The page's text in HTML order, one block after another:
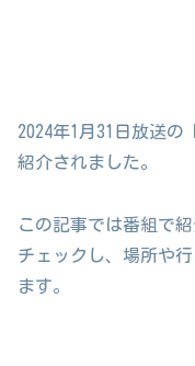
2024年1月31日放送
紹介されました。
この記事では番組で
チェックし、場所や
ます。